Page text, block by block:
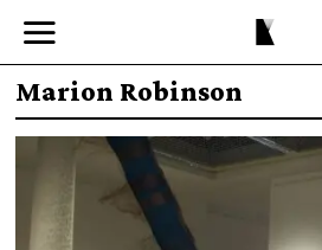
Marion Robinson